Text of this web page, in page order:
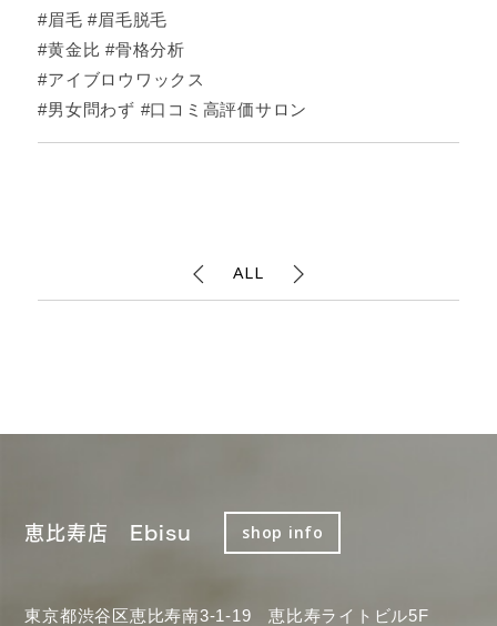
#眉毛 #眉毛脱毛
#黄金比 #骨格分析
#アイブロウワックス
#男女問わず #口コミ高評価サロン
ALL
恵比寿店 Ebisu shop info
東京都渋谷区恵比寿南3-1-19 恵比寿ライトビル5F